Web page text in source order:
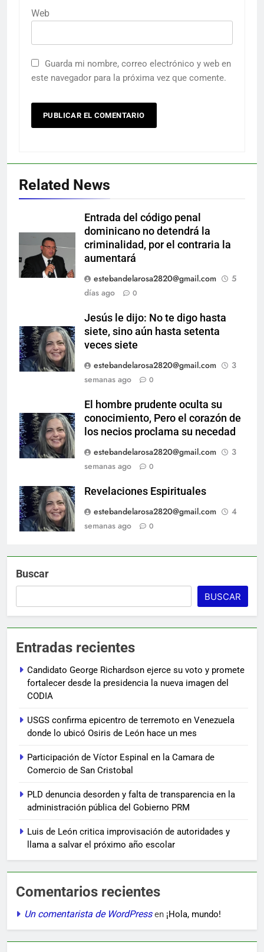
Web
Guarda mi nombre, correo electrónico y web en
este navegador para la próxima vez que comente.
Related News
Entrada del código penal
dominicano no detendrá la
criminalidad, por el contraria la
aumentará
estebandelarosa2820@gmail.com
5
días ago
0
Jesús le dijo: No te digo hasta
siete, sino aún hasta setenta
veces siete
estebandelarosa2820@gmail.com
3
semanas ago
0
El hombre prudente oculta su
conocimiento, Pero el corazón de
los necios proclama su necedad
estebandelarosa2820@gmail.com
3
semanas ago
0
Revelaciones Espirituales
estebandelarosa2820@gmail.com
4
semanas ago
0
Buscar
BUSCAR
Entradas recientes
Candidato George Richardson ejerce su voto y promete
fortalecer desde la presidencia la nueva imagen del
CODIA
USGS confirma epicentro de terremoto en Venezuela
donde lo ubicó Osiris de León hace un mes
Participación de Víctor Espinal en la Camara de
Comercio de San Cristobal
PLD denuncia desorden y falta de transparencia en la
administración pública del Gobierno PRM
Luis de León critica improvisación de autoridades y
llama a salvar el próximo año escolar
Comentarios recientes
Un comentarista de WordPressen ¡Hola, mundo!